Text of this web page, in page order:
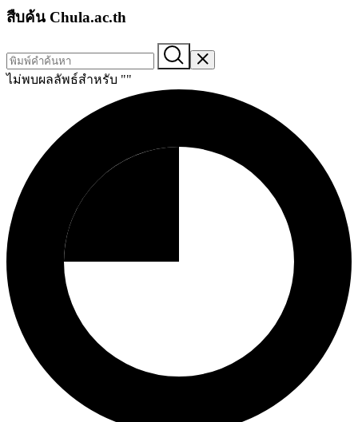
สืบค้น Chula.ac.th
ไม่พบผลลัพธ์สำหรับ ""